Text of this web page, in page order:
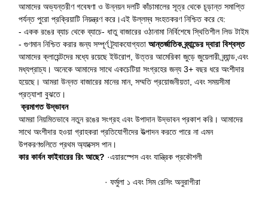
আমাদের অভ্যন্তরীণ গবেষণা ও উন্নয়ন দলটি কাঁচামালের সূত্র থেকে চূড়ান্ত সমাপ্তি
পর্যন্ত পুরো প্রক্রিয়াটি নিয়ন্ত্রণ করে।এই উল্লম্ব সংহতকরণ নিশ্চিত করে যে:
- একক রঙের ব্যাচ থেকে ব্যাচে- ধাতু বাজারের ওঠানামা নির্বিশেষে স্থিতিশীল লিড টাইম
- গুণমান নিশ্চিত করার জন্য সম্পূর্ণ ট্র্যাকযোগ্যতা আন্তর্জাতিক ব্র্যান্ডের দ্বারা বিশ্বস্ত
আমাদের ক্লায়েন্টদের মধ্যে রয়েছে ইউরোপ, উত্তর আমেরিকা জুড়ে জুয়েলারী ব্র্যান্ড,এবং
মধ্যপ্রাচ্য। অনেকে আমাদের সাথে একচেটিয়া সংগ্রহের জন্য 3+ বছর ধরে অংশীদার
হয়েছে। আমরা উন্নত বাজারের মানের মান, সম্মতি প্রয়োজনীয়তা, এবং সময়সীমা
প্রত্যাশা বুঝতে।
ক্রমাগত উদ্ভাবন
আমরা নিয়মিতভাবে নতুন রঙের সংগ্রহ এবং উপাদান উদ্ভাবন প্রকাশ করি। আমাদের
সাথে অংশীদার হওয়া গ্রাহকরা প্রতিযোগীদের উত্পাদন করতে পারে না এমন
উপকরণগুলিতে প্রথম অ্যাক্সেস পান।
কার কার্বন ফাইবারের রিং আছে? ·এয়ারস্পেস এবং যান্ত্রিক প্রকৌশলী
· ফর্মুলা ১ এবং সিম রেসিং অনুরাগীরা